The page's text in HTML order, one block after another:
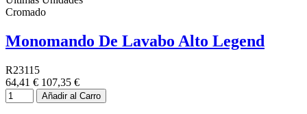
Cromado
Monomando De Lavabo Alto Legend
R23115
64,41 € 107,35 €
Añadir al Carro